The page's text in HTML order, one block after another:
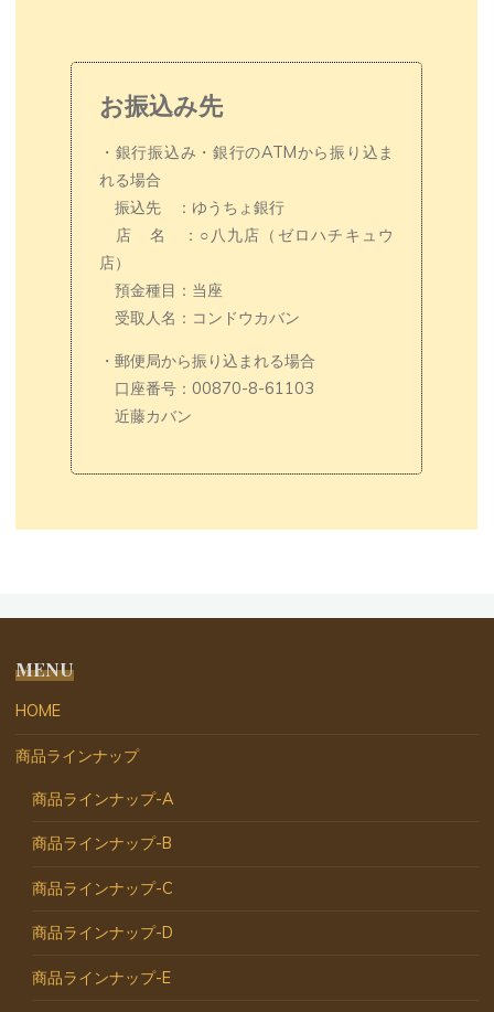
お振込み先
・銀行振込み・銀行のATMから振り込ま
れる場合
振込先 ：ゆうちょ銀行
店 名 ：○八九店（ゼロハチキュウ
店）
預金種目：当座
受取人名：コンドウカバン
・郵便局から振り込まれる場合
口座番号：00870-8-61103
近藤カバン
MENU
HOME
商品ラインナップ
商品ラインナップ-A
商品ラインナップ-B
商品ラインナップ-C
商品ラインナップ-D
商品ラインナップ-E